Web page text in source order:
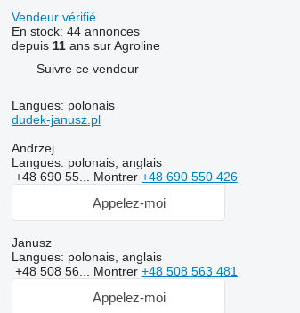
Vendeur vérifié
En stock: 44 annonces
depuis 11ans sur Agroline
Suivre ce vendeur
Langues: polonais
dudek-janusz.pl
Andrzej
Langues: polonais, anglais
+48 690 55... Montrer +48 690 550 426
Appelez-moi
Janusz
Langues: polonais, anglais
+48 508 56... Montrer +48 508 563 481
Appelez-moi